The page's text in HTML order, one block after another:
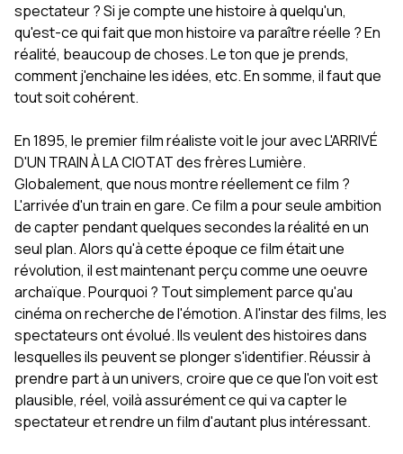
spectateur ? Si je compte une histoire à quelqu'un,
qu'est-ce qui fait que mon histoire va paraître réelle ? En
réalité, beaucoup de choses. Le ton que je prends,
comment j'enchaine les idées, etc. En somme, il faut que
tout soit cohérent.
En 1895, le premier film réaliste voit le jour avec L'ARRIVÉ
D'UN TRAIN À LA CIOTAT des frères Lumière.
Globalement, que nous montre réellement ce film ?
L'arrivée d'un train en gare. Ce film a pour seule ambition
de capter pendant quelques secondes la réalité en un
seul plan. Alors qu'à cette époque ce film était une
révolution, il est maintenant perçu comme une oeuvre
archaïque. Pourquoi ? Tout simplement parce qu'au
cinéma on recherche de l'émotion. A l'instar des films, les
spectateurs ont évolué. Ils veulent des histoires dans
lesquelles ils peuvent se plonger s'identifier. Réussir à
prendre part à un univers, croire que ce que l'on voit est
plausible, réel, voilà assurément ce qui va capter le
spectateur et rendre un film d'autant plus intéressant.